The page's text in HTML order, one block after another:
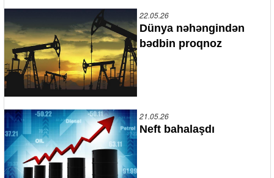
22.05.26
Dünya nəhəngindən
bədbin proqnoz
21.05.26
Neft bahalaşdı